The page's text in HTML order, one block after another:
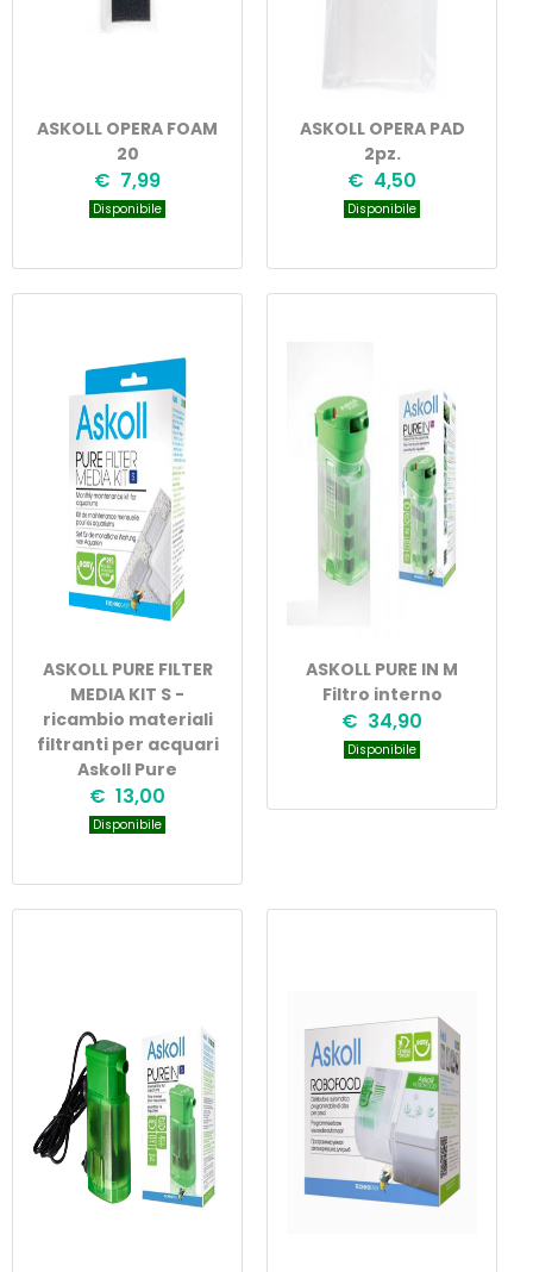
ASKOLL OPERA FOAM
20
€ 7,99
Disponibile
ASKOLL OPERA PAD
2pz.
€ 4,50
Disponibile
ASKOLL PURE FILTER
MEDIA KIT S -
ricambio materiali
filtranti per acquari
Askoll Pure
€ 13,00
Disponibile
ASKOLL PURE IN M
Filtro interno
€ 34,90
Disponibile